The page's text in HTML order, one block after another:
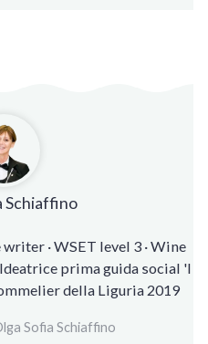
Schiaffino
· WSET level 3 · Wine
prima guida social 'I
della Liguria 2019
Sofia Schiaffino